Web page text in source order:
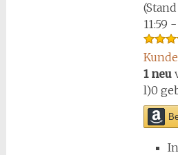
11:59 -
1 neu
l)0